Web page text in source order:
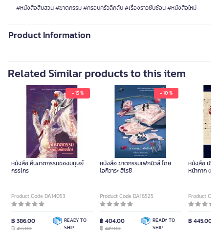
#หนังสือสืบสวน #ฆาตกรรม #ครอบครัวลึกลับ #เรื่องราวซับซ้อน #หนังสือใหม่
Product Information
Related Similar products to this item
- 15 %
หนังสือ คืนฆาตกรรมของมนุษย์
กรรไกร
Product Code DA14053
฿ 386.00
฿ 455.00
READY TO
SHIP
- 10 %
หนังสือ ฆาตกรรมเฟกนิวส์ โดย
โอกิวาระ ฮิโรชิ
Product Code DA16525
฿ 404.00
฿ 449.00
READY TO
SHIP
หนังสือ ปริศ
หน้ากาก
Product
฿ 445.00